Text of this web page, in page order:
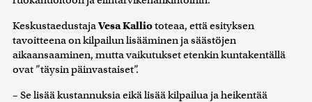
KeskustaedustajaVesa Kalliototeaa, että esityksen
tavoitteena on kilpailun lisääminen ja säästöjen
aikaansaaminen, mutta vaikutukset etenkin kuntakentällä
ovat ”täysin päinvastaiset”.
– Se lisää kustannuksia eikä lisää kilpailua ja heikentää